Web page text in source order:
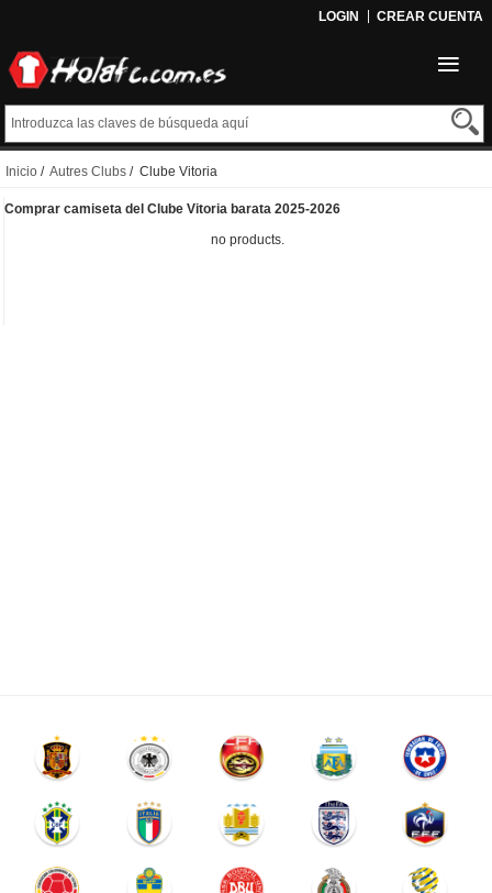
LOGIN CREAR CUENTA
Inicio / Autres Clubs / Clube Vitoria
Comprar camiseta del Clube Vitoria barata 2025-2026
no products.